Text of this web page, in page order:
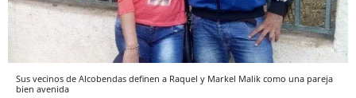
Sus vecinos de Alcobendas definen a Raquel y Markel Malik como una pareja
bien avenida